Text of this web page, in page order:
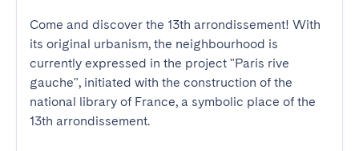
Come and discover the 13th arrondissement! With
its original urbanism, the neighbourhood is
currently expressed in the project "Paris rive
gauche", initiated with the construction of the
national library of France, a symbolic place of the
13th arrondissement.